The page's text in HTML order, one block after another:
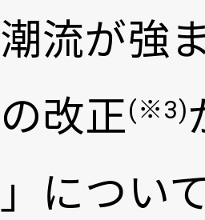
流が強
改正(※3)
につい